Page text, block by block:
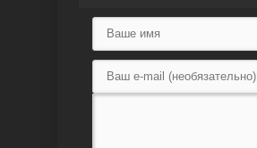
Игра судьбы